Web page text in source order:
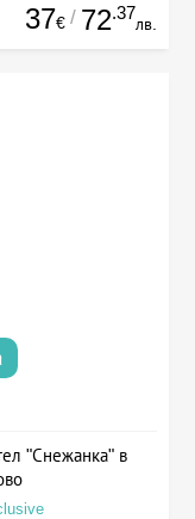
37€ / 72.37
лв.
"Снежанка" в